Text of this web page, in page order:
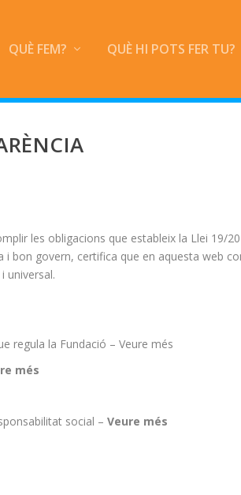
QUÈ FEM? QUÈ HI POTS FER TU?
les obligacions que estableix la Llei 19/
i bon govern, certifica que en aquesta web
universal.
regula la Fundació –Veure més
més
social –Veure més